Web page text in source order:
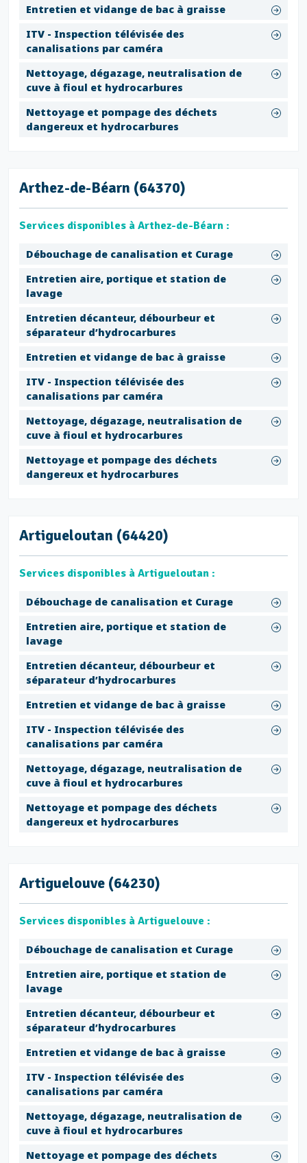
Entretien et vidange de bac à graisse
ITV - Inspection télévisée des
canalisations par caméra
Nettoyage, dégazage, neutralisation de
cuve à fioul et hydrocarbures
Nettoyage et pompage des déchets
dangereux et hydrocarbures
Arthez-de-Béarn (64370)
Services disponibles à Arthez-de-Béarn :
Débouchage de canalisation et Curage
Entretien aire, portique et station de
lavage
Entretien décanteur, débourbeur et
séparateur d’hydrocarbures
Entretien et vidange de bac à graisse
ITV - Inspection télévisée des
canalisations par caméra
Nettoyage, dégazage, neutralisation de
cuve à fioul et hydrocarbures
Nettoyage et pompage des déchets
dangereux et hydrocarbures
Artigueloutan (64420)
Services disponibles à Artigueloutan :
Débouchage de canalisation et Curage
Entretien aire, portique et station de
lavage
Entretien décanteur, débourbeur et
séparateur d’hydrocarbures
Entretien et vidange de bac à graisse
ITV - Inspection télévisée des
canalisations par caméra
Nettoyage, dégazage, neutralisation de
cuve à fioul et hydrocarbures
Nettoyage et pompage des déchets
dangereux et hydrocarbures
Artiguelouve (64230)
Services disponibles à Artiguelouve :
Débouchage de canalisation et Curage
Entretien aire, portique et station de
lavage
Entretien décanteur, débourbeur et
séparateur d’hydrocarbures
Entretien et vidange de bac à graisse
ITV - Inspection télévisée des
canalisations par caméra
Nettoyage, dégazage, neutralisation de
cuve à fioul et hydrocarbures
Nettoyage et pompage des déchets